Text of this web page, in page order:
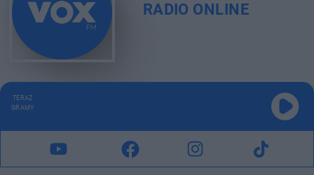
RADIO ONLINE
TERAZ
GRAMY